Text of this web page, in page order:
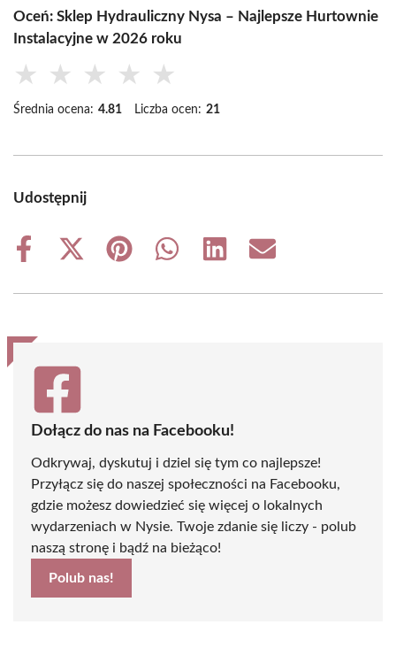
Oceń: Sklep Hydrauliczny Nysa – Najlepsze Hurtownie
Instalacyjne w 2026 roku
★ ★ ★ ★ ★
Średnia ocena: 4.81 Liczba ocen: 21
Udostępnij
Share
Share
(Twitter)
Share
Share
Share
Share
Dołącz do nas na Facebooku!
Odkrywaj, dyskutuj i dziel się tym co najlepsze!
Przyłącz się do naszej społeczności na Facebooku,
gdzie możesz dowiedzieć się więcej o lokalnych
wydarzeniach w Nysie. Twoje zdanie się liczy - polub
naszą stronę i bądź na bieżąco!
Polub nas!